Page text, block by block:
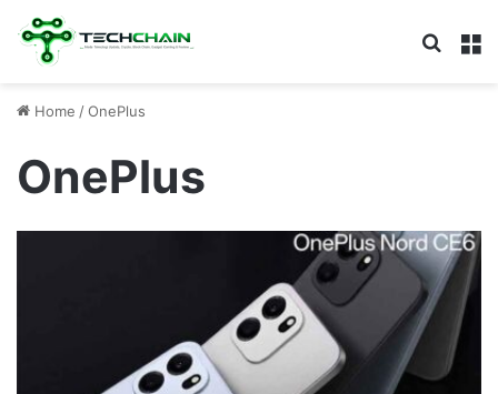
Home /OnePlus
OnePlus